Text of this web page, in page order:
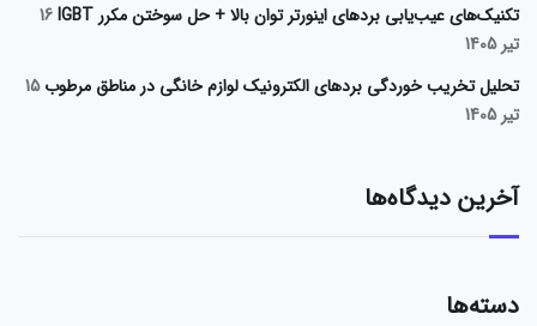
تکنیک‌های عیب‌یابی بردهای اینورتر توان بالا + حل سوختن مکرر IGBT
16
تیر 1405
تحلیل تخریب خوردگی بردهای الکترونیک لوازم خانگی در مناطق مرطوب 15
تیر 1405
آخرین دیدگاه‌ها
دسته‌ها